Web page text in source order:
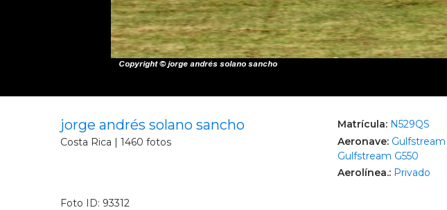
jorge andrés solano sancho
Costa Rica | 1460 fotos
Matrícula: N529QS
Aeronave:
Gulfstream G550
Aerolínea.: Privado
Foto ID: 93312